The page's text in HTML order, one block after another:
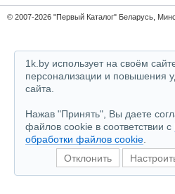
1k.by использует на своём
персонализации и повышения
сайта.
Нажав "Принять", Вы даете
файлов cookie в соответствии с
обработки файлов cookie
Отклонить
© 2007-2026 "Первый Каталог" Беларусь,